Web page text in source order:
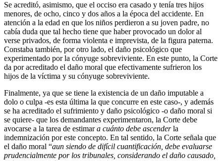
Se acreditó, asimismo, que el occiso era casado y tenía tres hijos
menores, de ocho, cinco y dos años a la época del accidente. En
atención a la edad en que los niños perdieron a su joven padre, no
cabía duda que tal hecho tiene que haber provocado un dolor al
verse privados, de forma violenta e imprevista, de la figura paterna.
Constaba también, por otro lado, el daño psicológico que
experimentado por la cónyuge sobreviviente. En este punto, la Corte
da por acreditado el daño moral que efectivamente sufrieron los
hijos de la víctima y su cónyuge sobreviviente.
Finalmente, ya que se tiene la existencia de un daño imputable a
dolo o culpa -es esta última la que concurre en este caso-, y además
se ha acreditado el sufrimiento y daño psicológico -o daño moral si
se quiere- que los demandantes experimentaron, la Corte debe
avocarse a la tarea de estimara cuánto debe ascenderla
indemnización por este concepto. En tal sentido, la Corte señala que
el daño moral “aun siendo de difícil cuantificación, debe evaluarse
prudencialmente por los tribunales, considerando el daño causado,